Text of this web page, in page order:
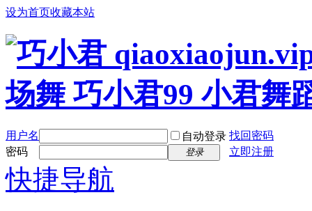
设为首页收藏本站
用户名 自动登录 找回密码
密码
登录 立即注册
快捷导航